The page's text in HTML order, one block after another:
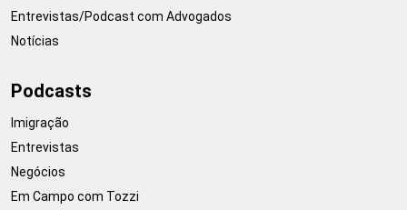
Entrevistas/Podcast com Advogados
Notícias
Podcasts
Imigração
Entrevistas
Negócios
Em Campo com Tozzi